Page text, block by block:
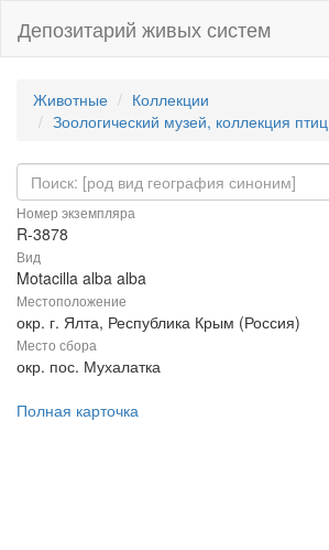
Депозитарий живых систем
Животные
Коллекции
Зоологический музей, коллекция птиц
Номер экземпляра
R-3878
Вид
Motacilla alba alba
Местоположение
окр. г. Ялта, Республика Крым (Россия)
Место сбора
окр. пос. Мухалатка
Полная карточка